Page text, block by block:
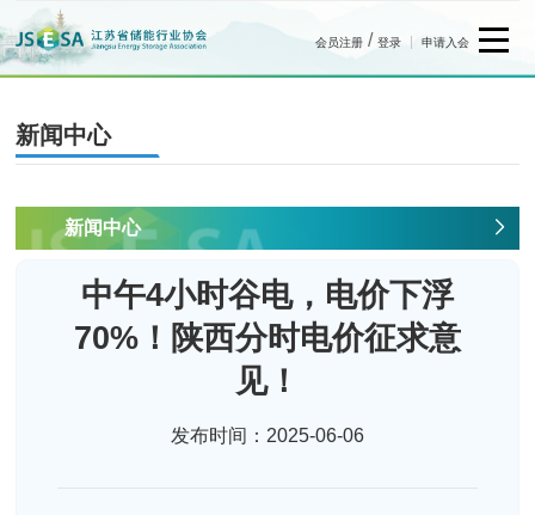
会员注册/ 登录 申请入会
新闻中心
新闻中心
中午4小时谷电，电价下浮
70%！陕西分时电价征求意
见！
发布时间：2025-06-06